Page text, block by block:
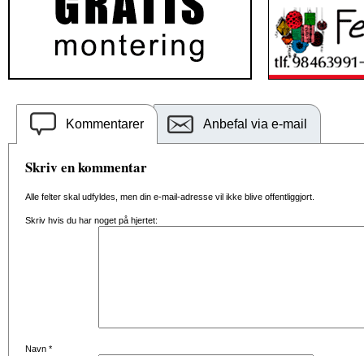
Kommentarer Anbefal via e-mail
Skriv en kommentar
Alle felter skal udfyldes, men din e-mail-adresse vil ikke blive offentliggjort.
Skriv hvis du har noget på hjertet:
Navn *